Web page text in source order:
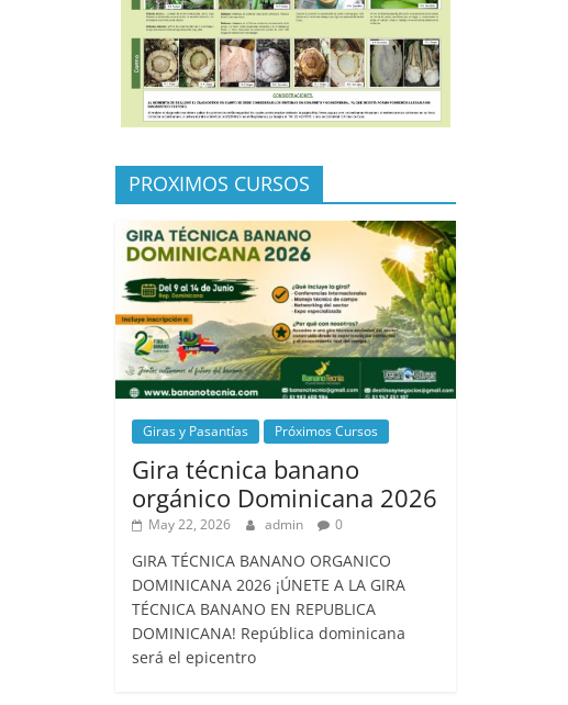
PROXIMOS CURSOS
Giras y Pasantías Próximos Cursos
Gira técnica banano
orgánico Dominicana 2026
May 22, 2026 admin 0
GIRA TÉCNICA BANANO ORGANICO
DOMINICANA 2026 ¡ÚNETE A LA GIRA
TÉCNICA BANANO EN REPUBLICA
DOMINICANA! República dominicana
será el epicentro